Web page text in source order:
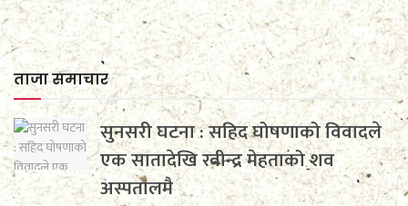
ताजा समाचार
सुनसरी घटना : सहिद घोषणाको विवादले
एक सातादेखि रवीन्द्र मेहताको शव
अस्पतालमै